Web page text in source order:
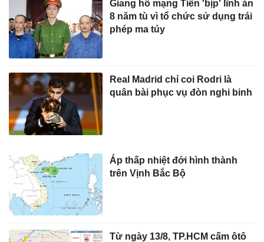
Giang hồ mạng Tiến 'bịp' lĩnh án
8 năm tù vì tổ chức sử dụng trái
phép ma túy
Real Madrid chỉ coi Rodri là
quân bài phục vụ đòn nghi binh
Áp thấp nhiệt đới hình thành
trên Vịnh Bắc Bộ
Từ ngày 13/8, TP.HCM cấm ôtô